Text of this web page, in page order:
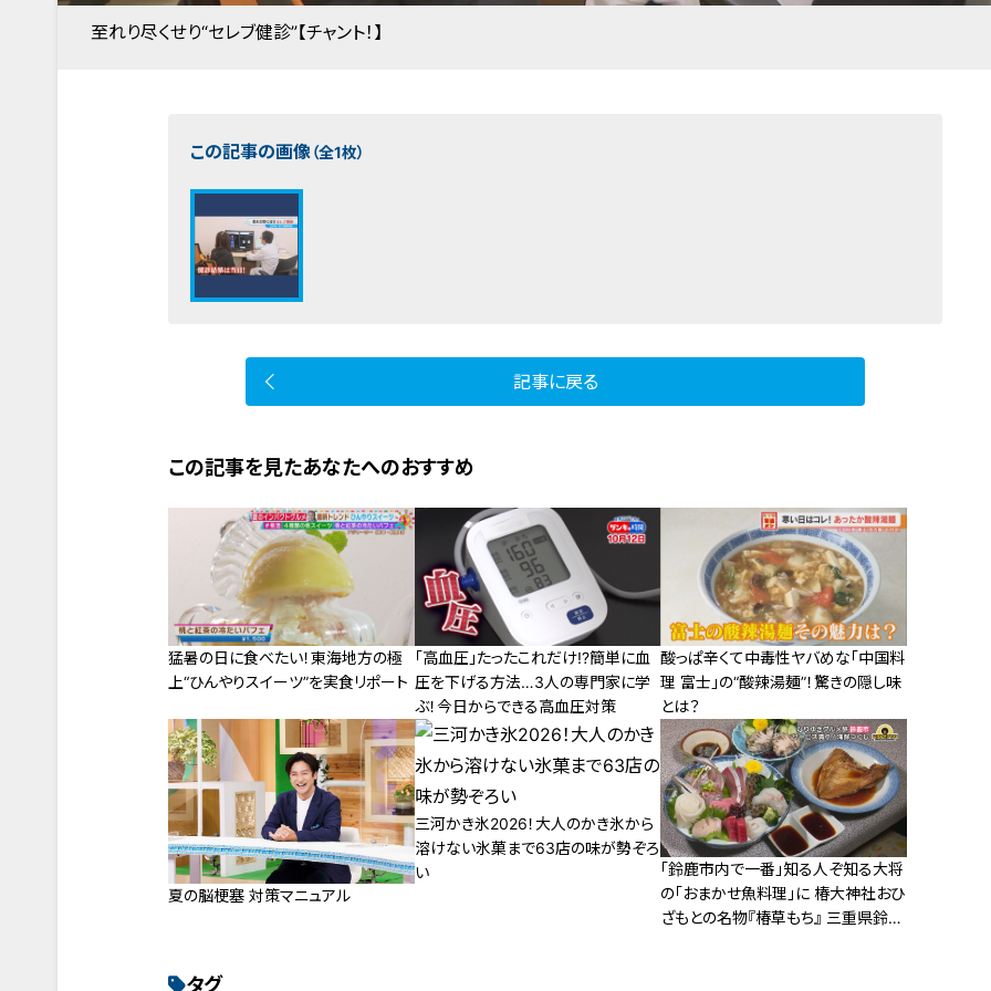
至れり尽くせり“セレブ健診”【チャント！】
この記事の画像（全1枚）
記事に戻る
この記事を見たあなたへのおすすめ
猛暑の日に食べたい！東海地方の極
上“ひんやりスイーツ”を実食リポート
「高血圧」たったこれだけ!?簡単に血
圧を下げる方法…3人の専門家に学
ぶ！今日からできる高血圧対策
酸っぱ辛くて中毒性ヤバめな「中国料
理 富士」の“酸辣湯麺”！驚きの隠し味
とは？
夏の脳梗塞 対策マニュアル
三河かき氷2026！大人のかき氷から
溶けない氷菓まで63店の味が勢ぞろ
い
「鈴鹿市内で一番」知る人ぞ知る大将
の「おまかせ魚料理」に 椿大神社おひ
ざもとの名物『椿草もち』 三重県鈴鹿
タグ